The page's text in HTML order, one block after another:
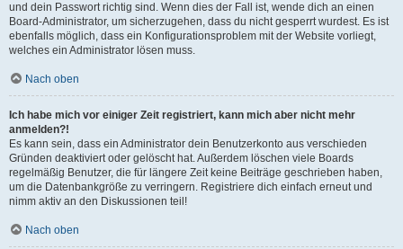
und dein Passwort richtig sind. Wenn dies der Fall ist, wende dich an einen
Board-Administrator, um sicherzugehen, dass du nicht gesperrt wurdest. Es ist
ebenfalls möglich, dass ein Konfigurationsproblem mit der Website vorliegt,
welches ein Administrator lösen muss.
Nach oben
Ich habe mich vor einiger Zeit registriert, kann mich aber nicht mehr
anmelden?!
Es kann sein, dass ein Administrator dein Benutzerkonto aus verschieden
Gründen deaktiviert oder gelöscht hat. Außerdem löschen viele Boards
regelmäßig Benutzer, die für längere Zeit keine Beiträge geschrieben haben,
um die Datenbankgröße zu verringern. Registriere dich einfach erneut und
nimm aktiv an den Diskussionen teil!
Nach oben